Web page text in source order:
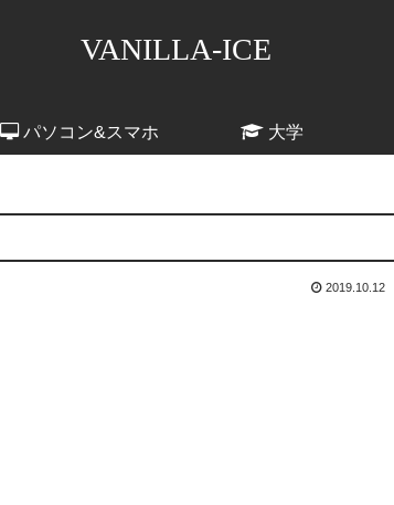
VANILLA-ICE
パソコン&スマホ 大学
2019.10.12